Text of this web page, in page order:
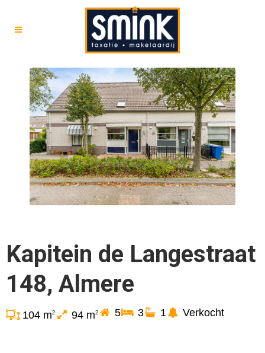
Kapitein de Langestraat
148, Almere
104 m2 94 m2 5 3 1 Verkocht